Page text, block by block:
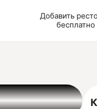
Добавить
бесплатно